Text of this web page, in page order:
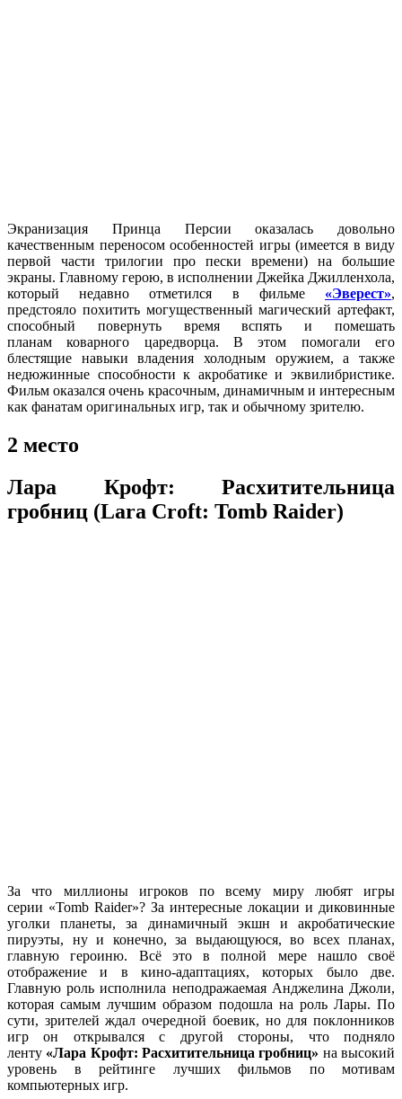
Экранизация Принца Персии оказалась довольно
качественным переносом особенностей игры (имеется в виду
первой части трилогии про пески времени) на большие
экраны. Главному герою, в исполнении Джейка Джилленхола,
который недавно отметился в фильме «Эверест»,
предстояло похитить могущественный магический артефакт,
способный повернуть время вспять и помешать
планам коварного царедворца. В этом помогали его
блестящие навыки владения холодным оружием, а также
недюжинные способности к акробатике и эквилибристике.
Фильм оказался очень красочным, динамичным и интересным
как фанатам оригинальных игр, так и обычному зрителю.
2 место
Лара Крофт: Расхитительница
гробниц (Lara Croft: Tomb Raider)
За что миллионы игроков по всему миру любят игры
серии «Tomb Raider»? За интересные локации и диковинные
уголки планеты, за динамичный экшн и акробатические
пируэты, ну и конечно, за выдающуюся, во всех планах,
главную героиню. Всё это в полной мере нашло своё
отображение и в кино-адаптациях, которых было две.
Главную роль исполнила неподражаемая Анджелина Джоли,
которая самым лучшим образом подошла на роль Лары. По
сути, зрителей ждал очередной боевик, но для поклонников
игр он открывался с другой стороны, что подняло
ленту «Лара Крофт: Расхитительница гробниц» на высокий
уровень в рейтинге лучших фильмов по мотивам
компьютерных игр.